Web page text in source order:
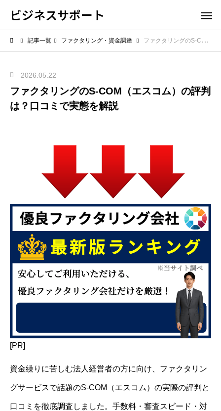
ビジネスサポート
記事一覧 ファクタリング・資金調達 ファクタリングのS-COM（エスコム）の評判は？口コミで実態を解説
2026.05.22
ファクタリングのS-COM（エスコム）の評判
は？口コミで実態を解説
[PR]
資金繰りに苦しむ法人経営者の方に向け、ファクタリン
グサービスで話題のS-COM（エスコム）の実際の評判と
口コミを徹底調査しました。手数料・審査スピード・対